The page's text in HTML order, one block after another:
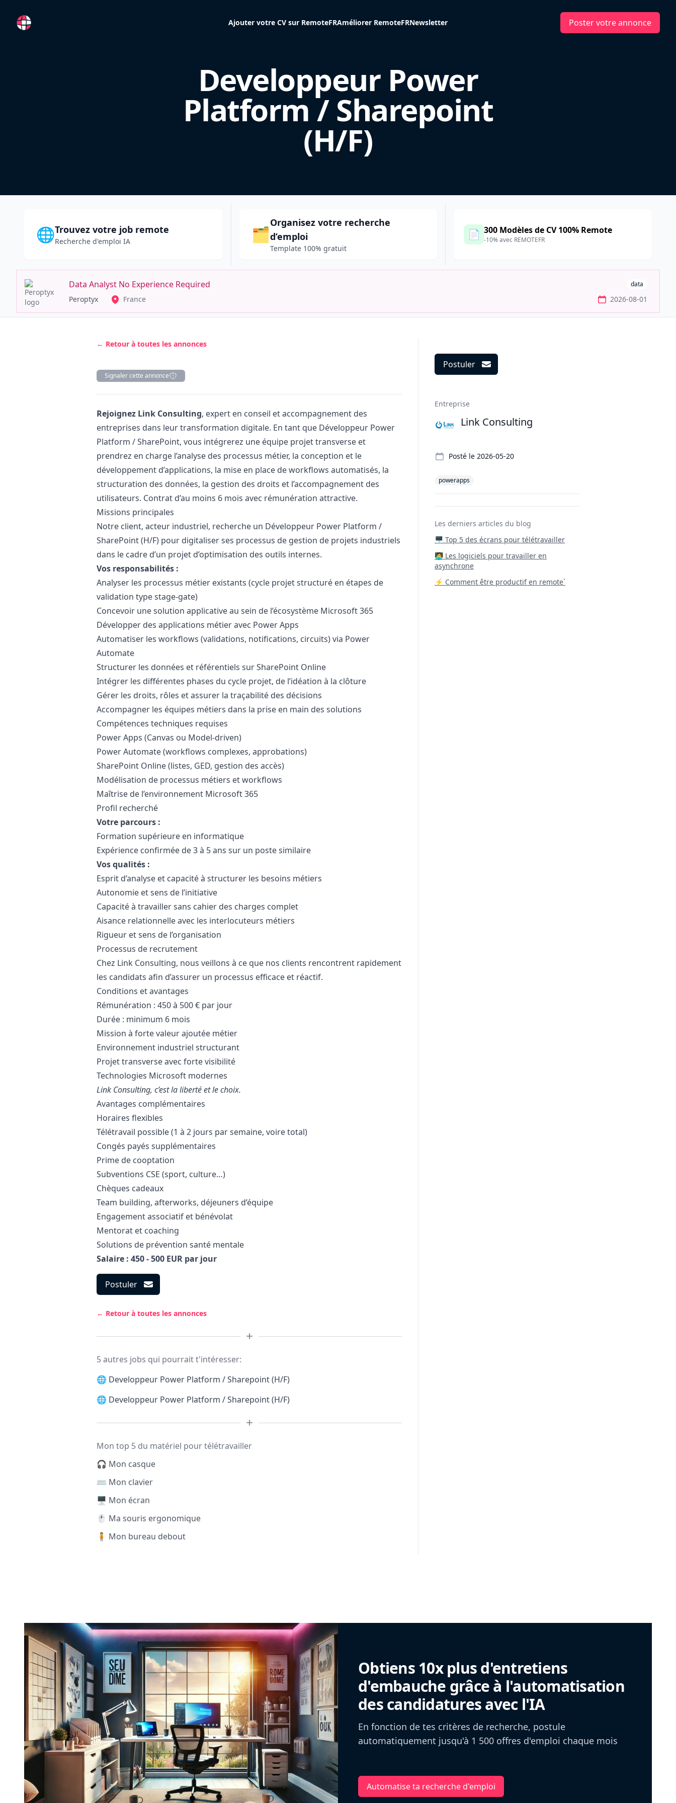
RemoteFR Ajouter votre CV sur RemoteFRAméliorer RemoteFRNewsletter Poster votre annonce
Developpeur Power
Platform / Sharepoint
(H/F)
🌐Trouvez votre job remote
Recherche d'emploi IA 🗂️
Organisez votre recherche
d’emploi
Template 100% gratuit
📄 300 Modèles de CV 100% Remote
-10% avec REMOTEFR
Data Analyst No Experience Required data
Peroptyx France 2026-08-01
← Retour à toutes les annonces
Signaler cette annonce
Description
Rejoignez Link Consulting, expert en conseil et accompagnement des
entreprises dans leur transformation digitale. En tant que Développeur Power
Platform / SharePoint, vous intégrerez une équipe projet transverse et
prendrez en charge l’analyse des processus métier, la conception et le
développement d’applications, la mise en place de workflows automatisés, la
structuration des données, la gestion des droits et l’accompagnement des
utilisateurs. Contrat d’au moins 6 mois avec rémunération attractive.
Missions principales
Notre client, acteur industriel, recherche un Développeur Power Platform /
SharePoint (H/F) pour digitaliser ses processus de gestion de projets industriels
dans le cadre d’un projet d’optimisation des outils internes.
Vos responsabilités :
Analyser les processus métier existants (cycle projet structuré en étapes de
validation type stage-gate)
Concevoir une solution applicative au sein de l’écosystème Microsoft 365
Développer des applications métier avec Power Apps
Automatiser les workflows (validations, notifications, circuits) via Power
Automate
Structurer les données et référentiels sur SharePoint Online
Intégrer les différentes phases du cycle projet, de l’idéation à la clôture
Gérer les droits, rôles et assurer la traçabilité des décisions
Accompagner les équipes métiers dans la prise en main des solutions
Compétences techniques requises
Power Apps (Canvas ou Model-driven)
Power Automate (workflows complexes, approbations)
SharePoint Online (listes, GED, gestion des accès)
Modélisation de processus métiers et workflows
Maîtrise de l’environnement Microsoft 365
Profil recherché
Votre parcours :
Formation supérieure en informatique
Expérience confirmée de 3 à 5 ans sur un poste similaire
Vos qualités :
Esprit d’analyse et capacité à structurer les besoins métiers
Autonomie et sens de l’initiative
Capacité à travailler sans cahier des charges complet
Aisance relationnelle avec les interlocuteurs métiers
Rigueur et sens de l’organisation
Processus de recrutement
Chez Link Consulting, nous veillons à ce que nos clients rencontrent rapidement
les candidats afin d’assurer un processus efficace et réactif.
Conditions et avantages
Rémunération : 450 à 500 € par jour
Durée : minimum 6 mois
Mission à forte valeur ajoutée métier
Environnement industriel structurant
Projet transverse avec forte visibilité
Technologies Microsoft modernes
Link Consulting, c’est la liberté et le choix.
Avantages complémentaires
Horaires flexibles
Télétravail possible (1 à 2 jours par semaine, voire total)
Congés payés supplémentaires
Prime de cooptation
Subventions CSE (sport, culture…)
Chèques cadeaux
Team building, afterworks, déjeuners d’équipe
Engagement associatif et bénévolat
Mentorat et coaching
Solutions de prévention santé mentale
Salaire : 450 - 500 EUR par jour
Postuler
← Retour à toutes les annonces
5 autres jobs qui pourrait t'intéresser:
🌐 Developpeur Power Platform / Sharepoint (H/F)
🌐 Developpeur Power Platform / Sharepoint (H/F)
Mon top 5 du matériel pour télétravailler
🎧 Mon casque
⌨️ Mon clavier
🖥️ Mon écran
🖱️ Ma souris ergonomique
🧍 Mon bureau debout
Postuler
Entreprise
Link Consulting
Posté le 2026-05-20
powerapps
Les derniers articles du blog
🖥️ Top 5 des écrans pour télétravailler
‍🧑‍💻 Les logiciels pour travailler en
asynchrone
⚡ Comment être productif en remote`
Obtiens 10x plus d'entretiens
d'embauche grâce à l'automatisation
des candidatures avec l'IA
En fonction de tes critères de recherche, postule
automatiquement jusqu'à 1 500 offres d'emploi chaque mois
Automatise ta recherche d'emploi